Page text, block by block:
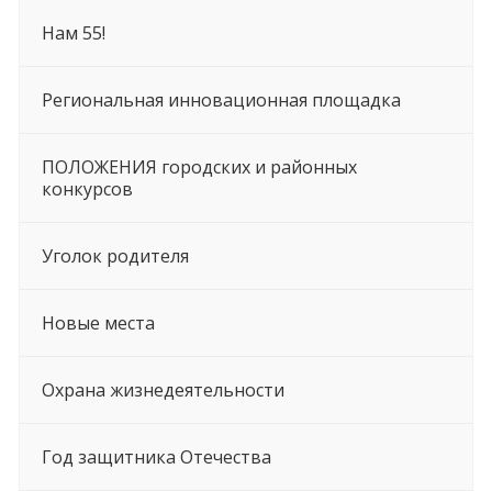
Нам 55!
Региональная инновационная площадка
ПОЛОЖЕНИЯ городских и районных
конкурсов
Уголок родителя
Новые места
Охрана жизнедеятельности
Год защитника Отечества